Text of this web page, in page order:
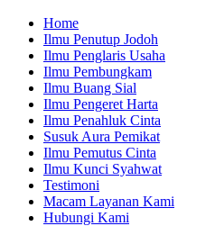
Home
Ilmu Penutup Jodoh
Ilmu Penglaris Usaha
Ilmu Pembungkam
Ilmu Buang Sial
Ilmu Pengeret Harta
Ilmu Penahluk Cinta
Susuk Aura Pemikat
Ilmu Pemutus Cinta
Ilmu Kunci Syahwat
Testimoni
Macam Layanan Kami
Hubungi Kami